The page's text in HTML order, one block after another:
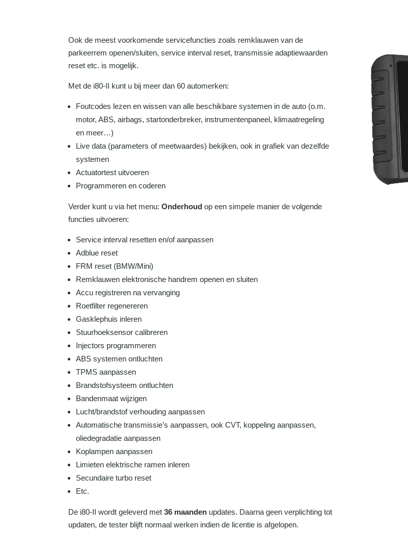
Ook de meest voorkomende servicefuncties zoals remklauwen van de
parkeerrem openen/sluiten, service interval reset, transmissie adaptiewaarden
reset etc. is mogelijk.
Met de i80-II kunt u bij meer dan 60 automerken:
Foutcodes lezen en wissen van alle beschikbare systemen in de auto (o.m.
motor, ABS, airbags, startonderbreker, instrumentenpaneel, klimaatregeling
en meer…)
Live data (parameters of meetwaardes) bekijken, ook in grafiek van dezelfde
systemen
Actuatortest uitvoeren
Programmeren en coderen
Verder kunt u via het menu:Onderhoud op een simpele manier de volgende
functies uitvoeren:
Service interval resetten en/of aanpassen
Adblue reset
FRM reset (BMW/Mini)
Remklauwen elektronische handrem openen en sluiten
Accu registreren na vervanging
Roetfilter regenereren
Gasklephuis inleren
Stuurhoeksensor calibreren
Injectors programmeren
ABS systemen ontluchten
TPMS aanpassen
Brandstofsysteem ontluchten
Bandenmaat wijzigen
Lucht/brandstof verhouding aanpassen
Automatische transmissie’s aanpassen, ook CVT, koppeling aanpassen,
oliedegradatie aanpassen
Koplampen aanpassen
Limieten elektrische ramen inleren
Secundaire turbo reset
Etc.
De i80-II wordt geleverd met36 maanden updates. Daarna geen verplichting tot
updaten, de tester blijft normaal werken indien de licentie is afgelopen.